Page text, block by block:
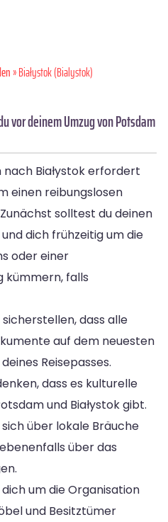
» Białystok (Bialystok)
vor deinem Umzug von Potsdam
Białystok erfordert
einen reibungslosen
solltest du deinen
dich frühzeitig um die
oder einer
kümmern, falls
dass alle
auf dem neuesten
Reisepasses.
dass es kulturelle
und Białystok gibt.
über lokale Bräuche
über das
um die Organisation
und Besitztümer